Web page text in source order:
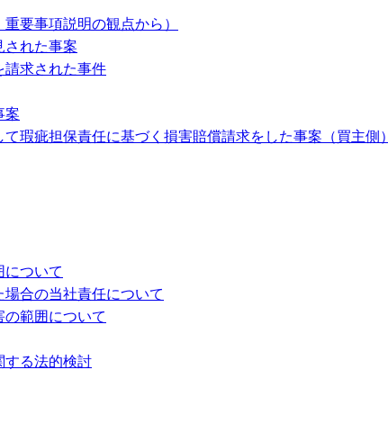
要事項説明の観点から）
された事案
請求された事件
案
瑕疵担保責任に基づく損害賠償請求をした事案（買主側）
について
合の当社責任について
範囲について
する法的検討